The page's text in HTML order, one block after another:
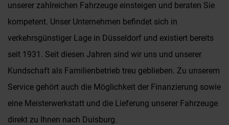
unserer zahlreichen Fahrzeuge einsteigen und beraten Sie
kompetent. Unser Unternehmen befindet sich in
verkehrsgünstiger Lage in Düsseldorf und existiert bereits
seit 1931. Seit diesen Jahren sind wir uns und unserer
Kundschaft als Familienbetrieb treu geblieben. Zu unserem
Service gehört auch die Möglichkeit der Finanzierung sowie
eine Meisterwerkstatt und die Lieferung unserer Fahrzeuge
direkt zu Ihnen nach Duisburg.